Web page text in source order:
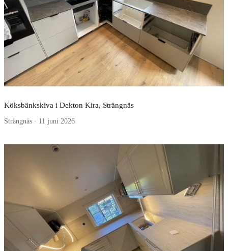
Köksbänkskiva i Dekton Kira, Strängnäs
Strängnäs · 11 juni 2026